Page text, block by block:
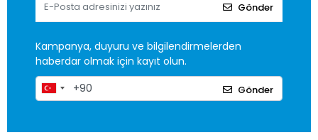
Gönder
Kampanya, duyuru ve bilgilendirmelerden
haberdar olmak için kayıt olun.
Gönder